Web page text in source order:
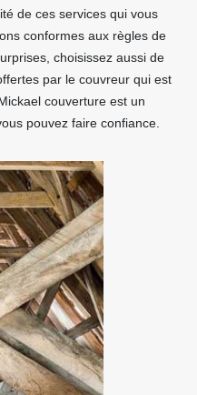
de ces services qui vous
conformes aux règles de
choisissez aussi de
par le couvreur qui est
couverture est un
pouvez faire confiance.